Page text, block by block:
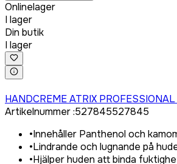
Onlinelager
I lager
Din butik
I lager
HANDCREME ATRIX
Artikelnummer:527845527845
•Innehåller Panthenol och
•Lindrande och lugnande på
•Hjälper huden att binda